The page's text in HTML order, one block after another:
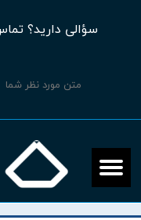
سؤالی دارید؟ تماس